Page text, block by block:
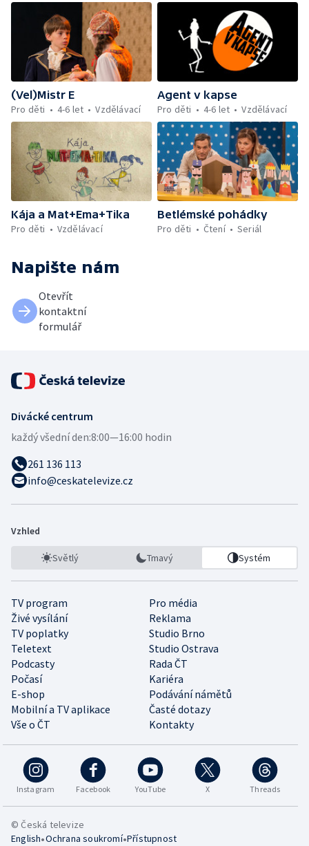
(Vel)Mistr E
Pro děti
4-6 let Vzdělávací
Agent v kapse
Pro děti
4-6 let Vzdělávací
Kája a Mat+Ema+Tika
Pro děti
Vzdělávací
Betlémské pohádky
Pro děti
Čtení Seriál
Napište nám
Otevřít
kontaktní
formulář
Divácké centrum
každý všední den:8:00—16:00 hodin
261 136 113
info@ceskatelevize.cz
Vzhled
Světlý Tmavý Systém
TV program
Pro média
Živé vysílání
Reklama
TV poplatky
Studio Brno
Teletext
Studio Ostrava
Podcasty
Rada ČT
Počasí
Kariéra
E-shop
Podávání námětů
Mobilní a TV aplikace
Časté dotazy
Vše o ČT
Kontakty
Instagram Facebook YouTube X Threads
© Česká televize
English•Ochrana soukromí•Přístupnost